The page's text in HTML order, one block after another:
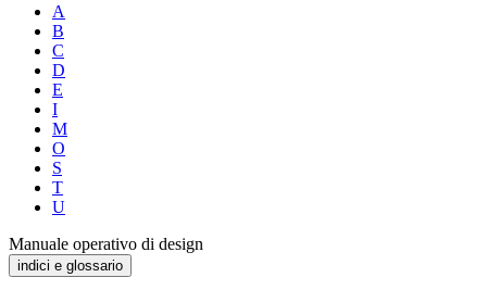
A
B
C
D
E
I
M
O
S
T
U
Manuale operativo di design
indici e glossario